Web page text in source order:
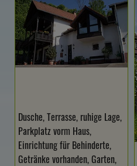
Dusche, Terrasse, ruhige Lage,
Parkplatz vorm Haus,
Einrichtung für Behinderte,
Getränke vorhanden, Garten,